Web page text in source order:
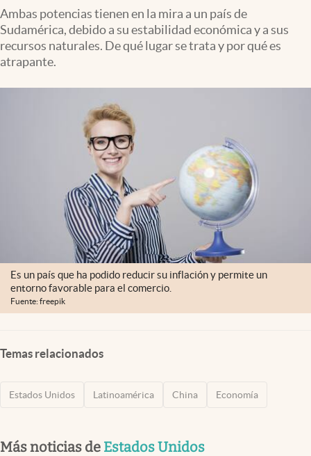
PC y mobile
Lifestyle
Ambas potencias tienen en la mira a un país de
Sudamérica, debido a su estabilidad económica y a sus
recursos naturales. De qué lugar se trata y por qué es
atrapante.
Es un país que ha podido reducir su inflación y permite un
entorno favorable para el comercio.
Fuente: freepik
Temas relacionados
Estados Unidos Latinoamérica China Economía
Más noticias de Estados Unidos